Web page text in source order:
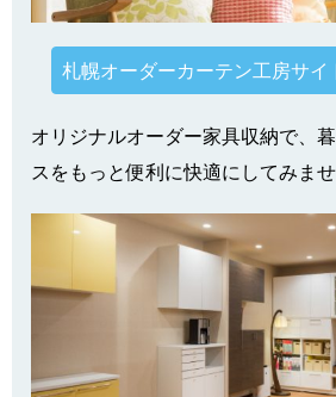
オーダーカーテンは、店舗・事務
ジ・病院・施設等への設置もお任
札幌オーダーカーテン工房サ